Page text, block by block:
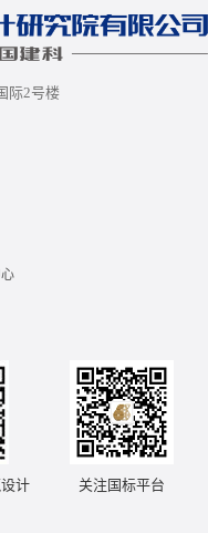
际2号楼
计 关注国标平台